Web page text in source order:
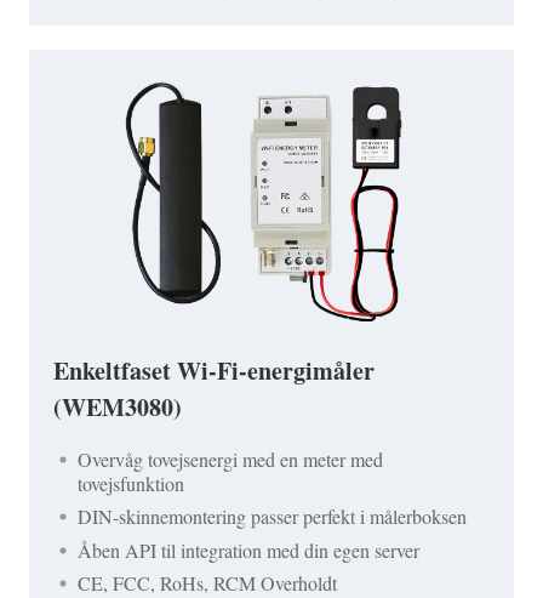
Enkeltfaset Wi-Fi-energimåler
(WEM3080)
Overvåg tovejsenergi med en meter med
tovejsfunktion
DIN-skinnemontering passer perfekt i målerboksen
Åben API til integration med din egen server
CE, FCC, RoHs, RCM Overholdt